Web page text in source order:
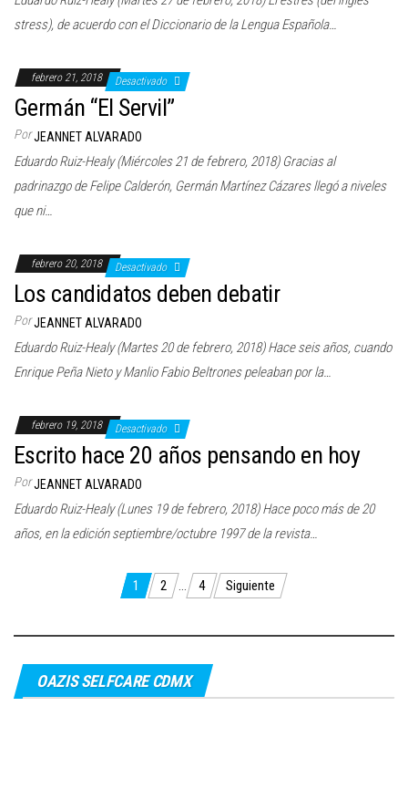
stress), de acuerdo con el Diccionario de la Lengua Española…
febrero 21, 2018 Desactivado
Germán “El Servil”
PorJEANNET ALVARADO
Eduardo Ruiz-Healy (Miércoles 21 de febrero, 2018) Gracias al
padrinazgo de Felipe Calderón, Germán Martínez Cázares llegó a niveles
que ni…
febrero 20, 2018 Desactivado
Los candidatos deben debatir
PorJEANNET ALVARADO
Eduardo Ruiz-Healy (Martes 20 de febrero, 2018) Hace seis años, cuando
Enrique Peña Nieto y Manlio Fabio Beltrones peleaban por la…
febrero 19, 2018 Desactivado
Escrito hace 20 años pensando en hoy
PorJEANNET ALVARADO
Eduardo Ruiz-Healy (Lunes 19 de febrero, 2018) Hace poco más de 20
años, en la edición septiembre/octubre 1997 de la revista…
Paginación 1 2 … 4 Siguiente
OAZIS SELFCARE CDMX